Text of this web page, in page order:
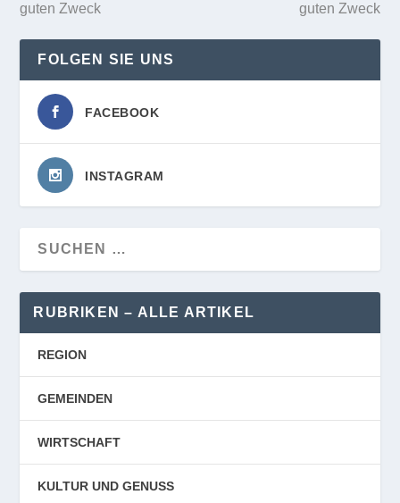
guten Zweck guten Zweck
FOLGEN SIE UNS
FACEBOOK
INSTAGRAM
RUBRIKEN – ALLE ARTIKEL
REGION
GEMEINDEN
WIRTSCHAFT
KULTUR UND GENUSS